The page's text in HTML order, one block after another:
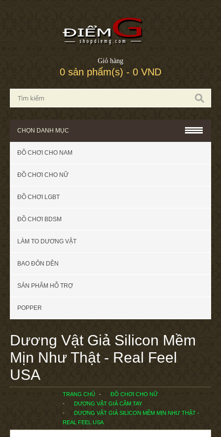
Giỏ hàng
0 sản phẩm(s) - 0 VND
CHỌN DANH MỤC
ĐỒ CHƠI CHO NAM
ĐỒ CHƠI CHO NỮ
ĐỒ CHƠI LGBT
ĐỒ CHƠI BDSM
LÀM TO DƯƠNG VẬT
BAO ĐÔN DÊN
SẢN PHẨM HỖ TRỢ
POPPER
Dương Vật Giả Silicon Mềm
Mịn Như Thật - Real Feel
USA
TRANG CHỦ
ĐỒ CHƠI CHO NỮ
DƯƠNG VẬT GIẢ CẦM TAY
DƯƠNG VẬT GIẢ SILICON MỀM MỊN NHƯ THẬT -
REAL FEEL USA